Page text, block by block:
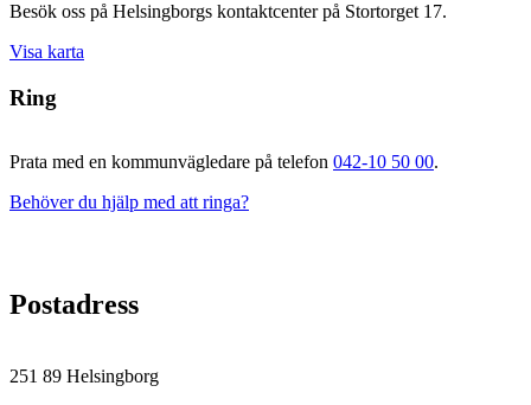
Besök oss på Helsingborgs kontaktcenter på Stortorget 17.
Visa karta
Ring
Prata med en kommunvägledare på telefon 042-10 50 00.
Behöver du hjälp med att ringa?
Postadress
251 89 Helsingborg